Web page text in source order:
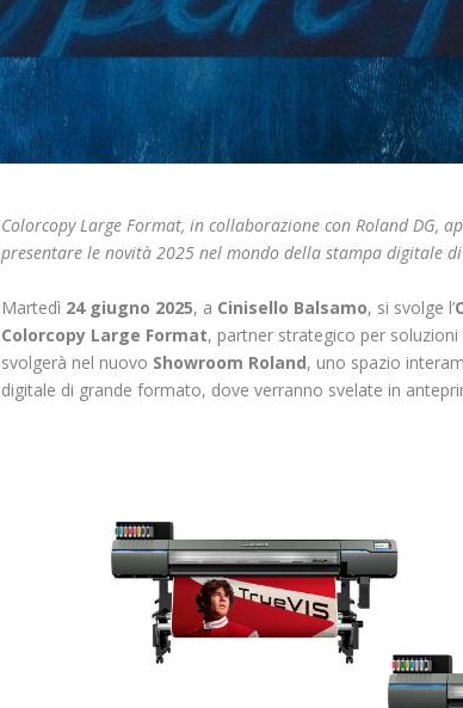
Colorcopy Large Format, in collaborazione con Roland DG,
presentare le novità 2025 nel mondo della stampa digitale
Martedì 24 giugno 2025, a Cinisello Balsamo, si svolge l’
Colorcopy Large Format, partner strategico per soluzioni
svolgerà nel nuovo Showroom Roland, uno spazio
digitale di grande formato, dove verranno svelate in